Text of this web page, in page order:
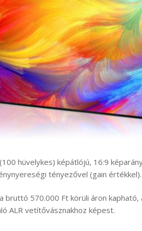
hüvelykes) képátlójú, 16:9
tényezővel (gain értékkel).
bruttó 570.000 Ft körüli áron
ALR vetítővásznakhoz képest.